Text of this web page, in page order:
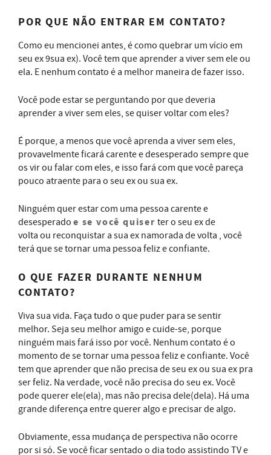
POR QUE NÃO ENTRAR EM CONTATO?
Como eu mencionei antes, é como quebrar um vício em
seu ex 9sua ex). Você tem que aprender a viver sem ele ou
ela. E nenhum contato é a melhor maneira de fazer isso.
Você pode estar se perguntando por que deveria
aprender a viver sem eles, se quiser voltar com eles?
É porque, a menos que você aprenda a viver sem eles,
provavelmente ficará carente e desesperado sempre que
os vir ou falar com eles, e isso fará com que você pareça
pouco atraente para o seu ex ou sua ex.
Ninguém quer estar com uma pessoa carente e
desesperado e se você quiser ter o seu ex de
volta ou reconquistar a sua ex namorada de volta , você
terá que se tornar uma pessoa feliz e confiante.
O QUE FAZER DURANTE NENHUM
CONTATO?
Viva sua vida. Faça tudo o que puder para se sentir
melhor. Seja seu melhor amigo e cuide-se, porque
ninguém mais fará isso por você. Nenhum contato é o
momento de se tornar uma pessoa feliz e confiante. Você
tem que aprender que não precisa de seu ex ou sua ex pra
ser feliz. Na verdade, você não precisa do seu ex. Você
pode querer ele(ela), mas não precisa dele(dela). Há uma
grande diferença entre querer algo e precisar de algo.
Obviamente, essa mudança de perspectiva não ocorre
por si só. Se você ficar sentado o dia todo assistindo TV e